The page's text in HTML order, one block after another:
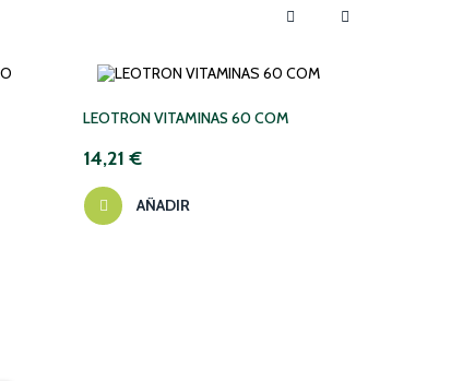
LEOTRON VITAMINAS 60 COM
14,21 €
AÑADIR